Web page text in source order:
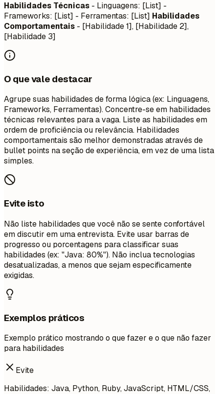
Habilidades Técnicas - Linguagens: [List] -
Frameworks: [List] - Ferramentas: [List] Habilidades
Comportamentais - [Habilidade 1], [Habilidade 2],
[Habilidade 3]
O que vale destacar
Agrupe suas habilidades de forma lógica (ex: Linguagens,
Frameworks, Ferramentas). Concentre-se em habilidades
técnicas relevantes para a vaga. Liste as habilidades em
ordem de proficiência ou relevância. Habilidades
comportamentais são melhor demonstradas através de
bullet points na seção de experiência, em vez de uma lista
simples.
Evite isto
Não liste habilidades que você não se sente confortável
em discutir em uma entrevista. Evite usar barras de
progresso ou porcentagens para classificar suas
habilidades (ex: "Java: 80%"). Não inclua tecnologias
desatualizadas, a menos que sejam especificamente
exigidas.
Exemplos práticos
Exemplo prático mostrando o que fazer e o que não fazer
para habilidades
Evite
Habilidades: Java, Python, Ruby, JavaScript, HTML/CSS,